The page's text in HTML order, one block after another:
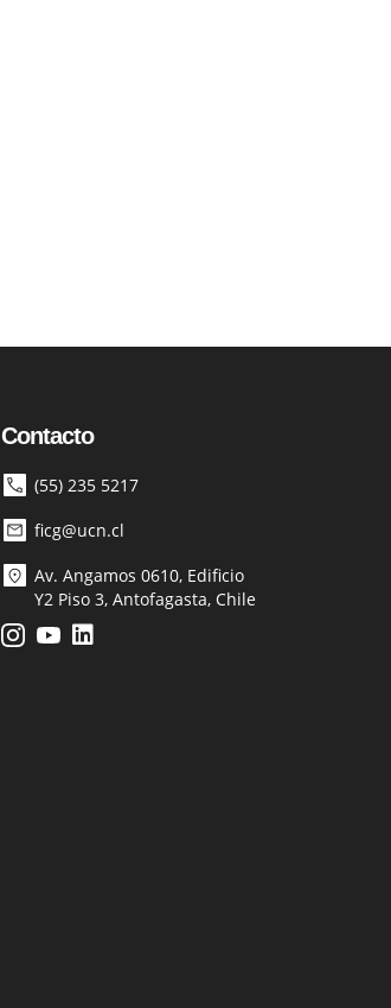
Contacto
(55) 235 5217
ficg@ucn.cl
Av. Angamos 0610, Edificio
Y2 Piso 3, Antofagasta, Chile